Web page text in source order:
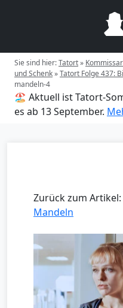
Sie sind hier:Tatort»
und Schenk»Tatort Folge 437:
mandeln-4
🏖️ Aktuell ist Tatort-
es ab 13 September.
Zurück zum Artikel:
Mandeln